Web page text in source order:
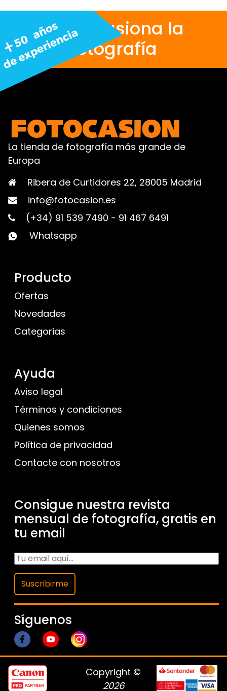
Nos apasiona la
fotografía
La tienda de fotografía más grande de
Europa
Ribera de Curtidores 22, 28005 Madrid
info@fotocasion.es
(+34) 91 539 7490 - 91 467 6491
Whatsapp
Producto
Ofertas
Novedades
Categorias
Ayuda
Aviso legal
Términos y condiciones
Quienes somos
Política de privacidad
Contacte con nosotros
Consigue nuestra revista
mensual de fotografía, gratis en
tu email
Suscribirme
Síguenos
Copyright ©
2026